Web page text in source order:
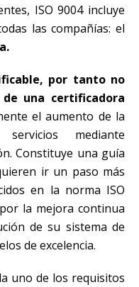
ISO 9004 incluye
las compañías: el
por tanto no
una certificadora
el aumento de la
mediante
Constituye una guía
ir un paso más
en la norma ISO
la mejora continua
de su sistema de
de excelencia.
uno de los requisitos